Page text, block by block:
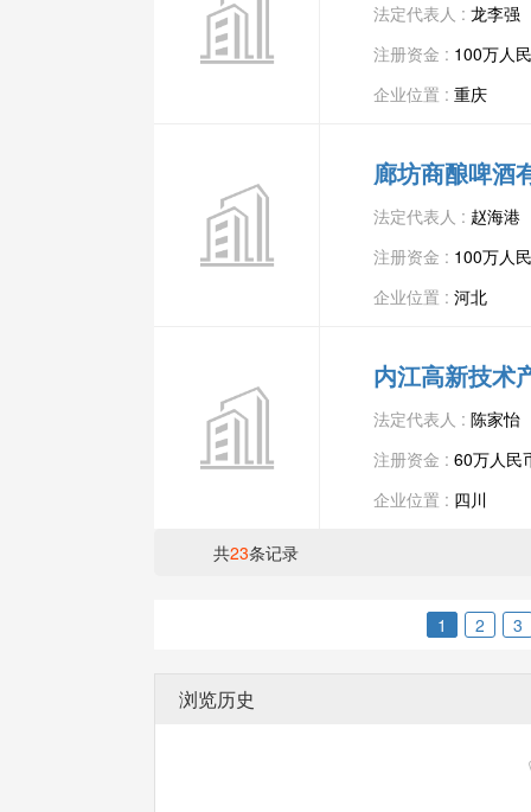
法定代表人 : 龙李强
注册资金 : 100万人
企业位置 : 重庆
廊坊商酿啤酒
法定代表人 : 赵海港
注册资金 : 100万人
企业位置 : 河北
内江高新技术
法定代表人 : 陈家怡
注册资金 : 60万人民
企业位置 : 四川
共23条记录
1 2 3
浏览历史